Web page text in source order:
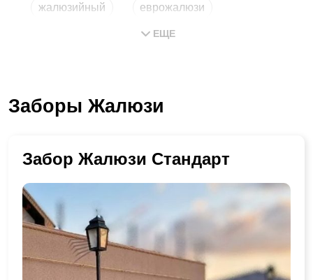
жалюзийный еврожалюзи
жалюзи своими руками
ЕЩЕ
Заборы Жалюзи
Забор Жалюзи Стандарт